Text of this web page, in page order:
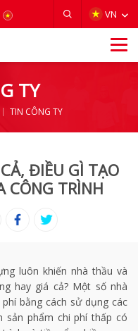
VN
TY
TIN CÔNG TY
ĐIỀU GÌ TẠO
CÔNG TRÌNH
luôn khiến nhà thầu và
hay giá cả? Một số nhà
bằng cách sử dụng các
sản phẩm chi phí thấp có